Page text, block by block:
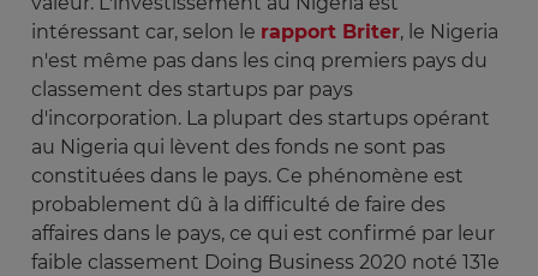
intéressant car, selon le rapport Briter, le Nigeria
n'est même pas dans les cinq premiers pays du
classement des startups par pays
d'incorporation. La plupart des startups opérant
au Nigeria qui lèvent des fonds ne sont pas
constituées dans le pays. Ce phénomène est
probablement dû à la difficulté de faire des
affaires dans le pays, ce qui est confirmé par leur
faible classement Doing Business 2020 noté 131e